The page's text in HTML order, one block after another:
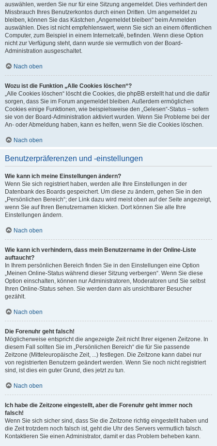
auswählen, werden Sie nur für eine Sitzung angemeldet. Dies verhindert den
Missbrauch Ihres Benutzerkontos durch einen Dritten. Um angemeldet zu
bleiben, können Sie das Kästchen „Angemeldet bleiben“ beim Anmelden
auswählen. Dies ist nicht empfehlenswert, wenn Sie sich an einem öffentlichen
Computer, zum Beispiel in einem Internetcafé, befinden. Wenn diese Option
nicht zur Verfügung steht, dann wurde sie vermutlich von der Board-
Administration ausgeschaltet.
Nach oben
Wozu ist die Funktion „Alle Cookies löschen“?
„Alle Cookies löschen“ löscht die Cookies, die phpBB erstellt hat und die dafür
sorgen, dass Sie im Forum angemeldet bleiben. Außerdem ermöglichen
Cookies einige Funktionen, wie beispielsweise den „Gelesen“-Status – sofern
sie von der Board-Administration aktiviert wurden. Wenn Sie Probleme bei der
An- oder Abmeldung haben, kann es helfen, wenn Sie die Cookies löschen.
Nach oben
Benutzerpräferenzen und -einstellungen
Wie kann ich meine Einstellungen ändern?
Wenn Sie sich registriert haben, werden alle Ihre Einstellungen in der
Datenbank des Boards gespeichert. Um diese zu ändern, gehen Sie in den
„Persönlichen Bereich“; der Link dazu wird meist oben auf der Seite angezeigt,
wenn Sie auf Ihren Benutzernamen klicken. Dort können Sie alle Ihre
Einstellungen ändern.
Nach oben
Wie kann ich verhindern, dass mein Benutzername in der Online-Liste
auftaucht?
In Ihrem persönlichen Bereich finden Sie in den Einstellungen eine Option
„Meinen Online-Status während dieser Sitzung verbergen“. Wenn Sie diese
Option einschalten, können nur Administratoren, Moderatoren und Sie selbst
Ihren Online-Status sehen. Sie werden dann als unsichtbarer Besucher
gezählt.
Nach oben
Die Forenuhr geht falsch!
Möglicherweise entspricht die angezeigte Zeit nicht Ihrer eigenen Zeitzone. In
diesem Fall sollten Sie im „Persönlichen Bereich“ die für Sie passende
Zeitzone (Mitteleuropäische Zeit, ...) festlegen. Die Zeitzone kann dabei nur
von registrierten Benutzern geändert werden. Wenn Sie noch nicht registriert
sind, ist dies ein guter Grund, dies jetzt zu tun.
Nach oben
Ich habe die Zeitzone eingestellt, aber die Forenuhr geht immer noch
falsch!
Wenn Sie sich sicher sind, dass Sie die Zeitzone richtig eingestellt haben und
die Zeit trotzdem noch falsch ist, geht die Uhr des Servers vermutlich falsch.
Kontaktieren Sie einen Administrator, damit er das Problem beheben kann.